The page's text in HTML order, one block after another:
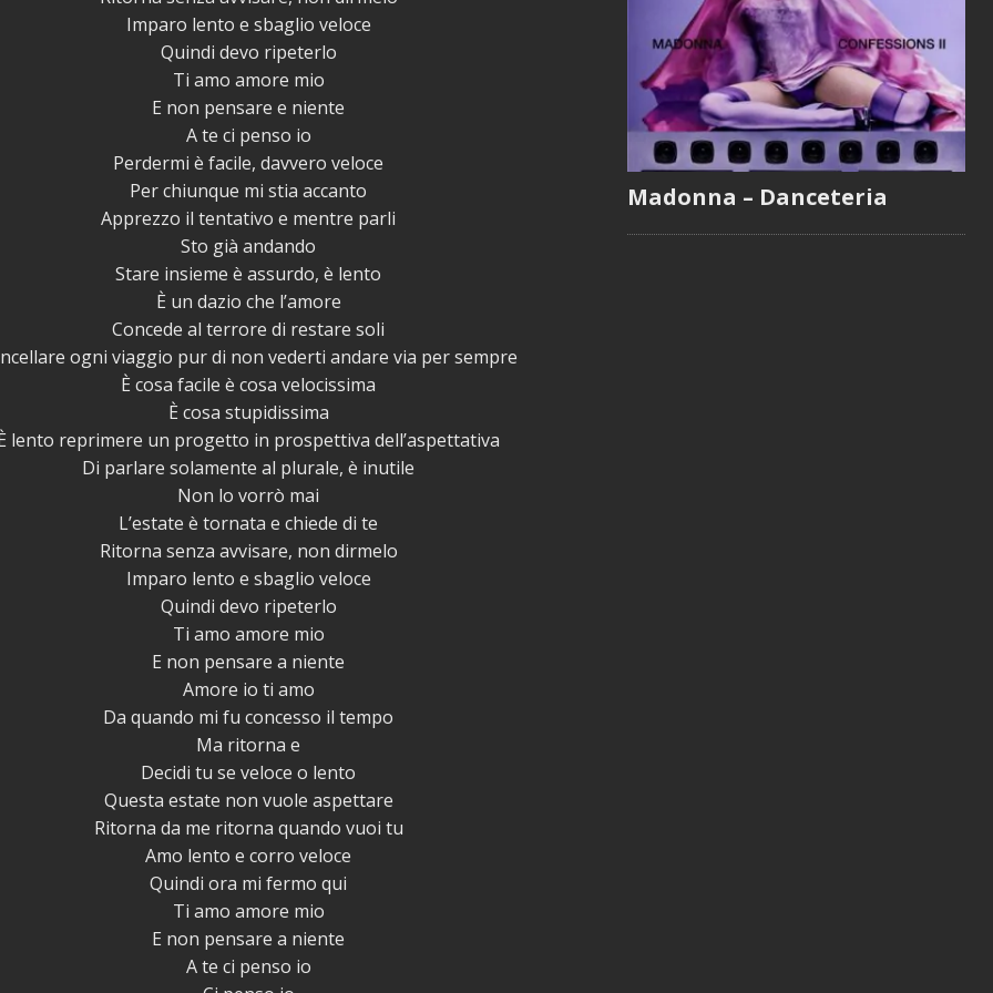
Imparo lento e sbaglio veloce
Quindi devo ripeterlo
Ti amo amore mio
E non pensare e niente
A te ci penso io
Perdermi è facile, davvero veloce
Per chiunque mi stia accanto
Apprezzo il tentativo e mentre parli
Sto già andando
Stare insieme è assurdo, è lento
È un dazio che l’amore
Concede al terrore di restare soli
ogni viaggio pur di non vederti andare via per sempre
È cosa facile è cosa velocissima
È cosa stupidissima
lento reprimere un progetto in prospettiva dell’aspettativa
Di parlare solamente al plurale, è inutile
Non lo vorrò mai
L’estate è tornata e chiede di te
Ritorna senza avvisare, non dirmelo
Imparo lento e sbaglio veloce
Quindi devo ripeterlo
Ti amo amore mio
E non pensare a niente
Amore io ti amo
Da quando mi fu concesso il tempo
Ma ritorna e
Decidi tu se veloce o lento
Questa estate non vuole aspettare
Ritorna da me ritorna quando vuoi tu
Amo lento e corro veloce
Quindi ora mi fermo qui
Ti amo amore mio
E non pensare a niente
A te ci penso io
Madonna – Danceteria